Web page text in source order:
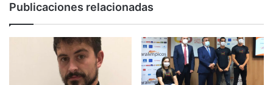
Publicaciones relacionadas